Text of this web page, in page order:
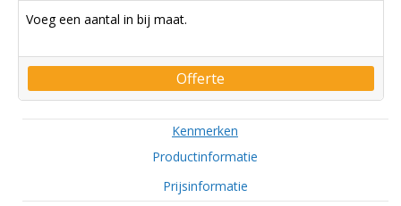
Voeg een aantal in bij maat.
Offerte
Kenmerken
Productinformatie
Prijsinformatie